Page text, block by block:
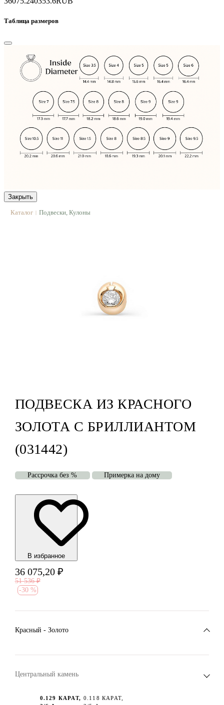
Таблица размеров
Закрыть
Каталог | Подвески, Кулоны
ПОДВЕСКА ИЗ КРАСНОГО
ЗОЛОТА С БРИЛЛИАНТОМ
(031442)
Рассрочка без % Примерка на дому
В избранноe
36 075,20 ₽
51 536 ₽
-30 %
Красный - Золото
Центральный камень
0.129 КАРАТ, 0.118 КАРАТ,